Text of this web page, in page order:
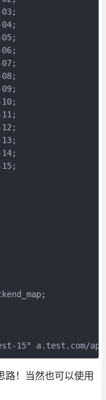
15" a.test.com/
路！当然也可以使用